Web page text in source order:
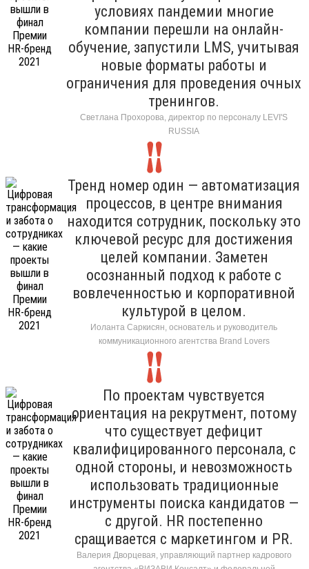
условиях пандемии многие
компании перешли на онлайн-
обучение, запустили LMS, учитывая
новые форматы работы и
ограничения для проведения очных
тренингов.
Светлана Прохорова, директор по персоналу LEVI'S
RUSSIA
Тренд номер один — автоматизация
процессов, в центре внимания
находится сотрудник, поскольку это
ключевой ресурс для достижения
целей компании. Заметен
осознанный подход к работе с
вовлеченностью и корпоративной
культурой в целом.
Иоланта Саркисян, основатель и руководитель
коммуникационного агентства Brand Lovers
По проектам чувствуется
ориентация на рекрутмент, потому
что существует дефицит
квалифицированного персонала, с
одной стороны, и невозможность
использовать традиционные
инструменты поиска кандидатов —
с другой. HR постепенно
сращивается с маркетингом и PR.
Валерия Дворцевая, управляющий партнер кадрового